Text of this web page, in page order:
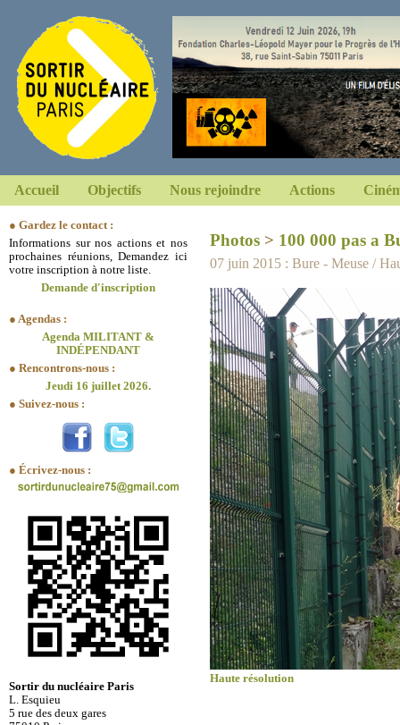
Accueil Objectifs Nous rejoindre Actions
● Gardez le contact :
Informations sur nos actions et nos
prochaines réunions, Demandez ici
votre inscription à notre liste.
Demande d'inscription
● Agendas :
Agenda MILITANT &
INDÉPENDANT
● Rencontrons-nous :
Jeudi 16 juillet 2026.
● Suivez-nous :
● Écrivez-nous :
Sortir du nucléaire Paris
L. Esquieu
5 rue des deux gares
Photos > 100 000 pas a
07 juin 2015 : Bure - Meuse /
Haute résolution